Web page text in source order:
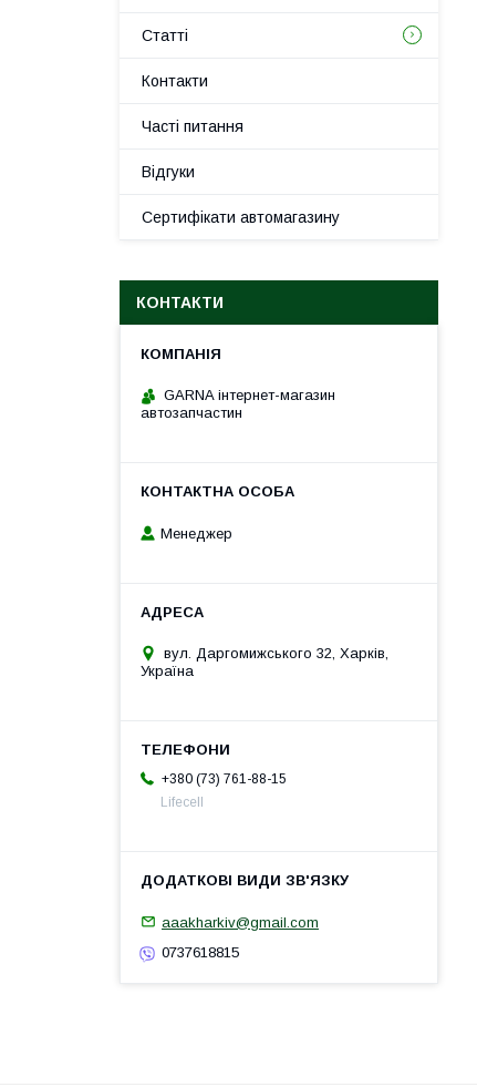
Статті
Контакти
Часті питання
Відгуки
Сертифікати автомагазину
КОНТАКТИ
GARNA інтернет-магазин
автозапчастин
Менеджер
вул. Даргомижського 32, Харків,
Україна
+380 (73) 761-88-15
Lifecell
aaakharkiv@gmail.com
0737618815